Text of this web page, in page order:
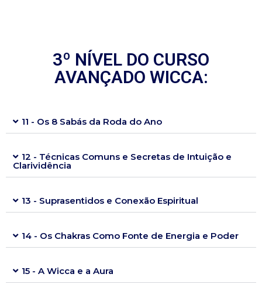
3º NÍVEL DO CURSO
AVANÇADO WICCA:
11 - Os 8 Sabás da Roda do Ano
12 - Técnicas Comuns e Secretas de Intuição e
Clarividência
13 - Suprasentidos e Conexão Espiritual
14 - Os Chakras Como Fonte de Energia e Poder
15 - A Wicca e a Aura